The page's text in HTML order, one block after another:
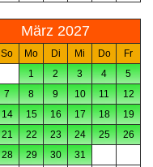
März 2027
So Mo Di Mi Do
Fr
1
2 3 4
5
7 8 9 10 11
12
14 15 16 17 18
19
21 22 23 24 25
26
28 29 30 31